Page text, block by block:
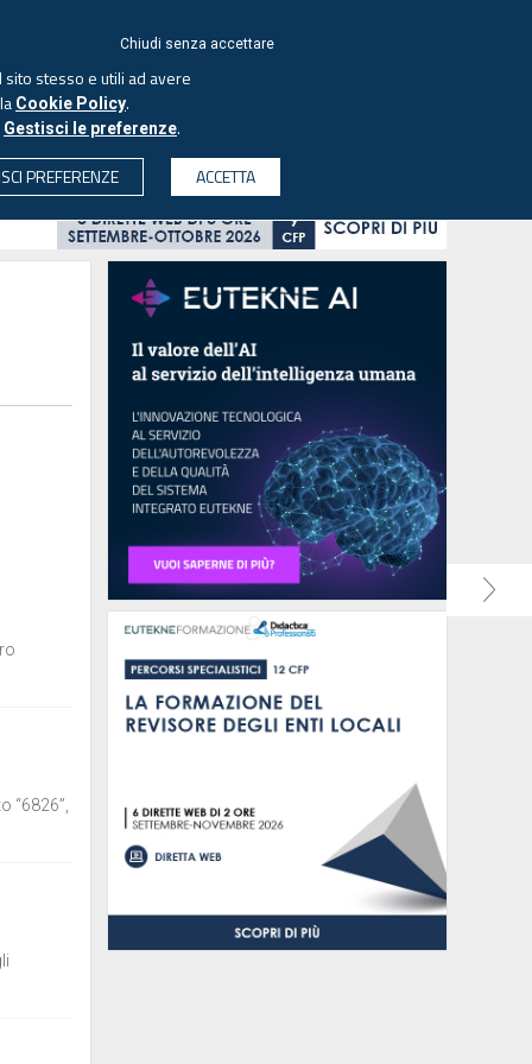
& SOCIETÀ PROFESSIONI
“6826”,
Chiudi senza accettare
stesso e utili ad avere
Cookie Policy.
Gestisci le preferenze.
PREFERENZE
ACCETTA